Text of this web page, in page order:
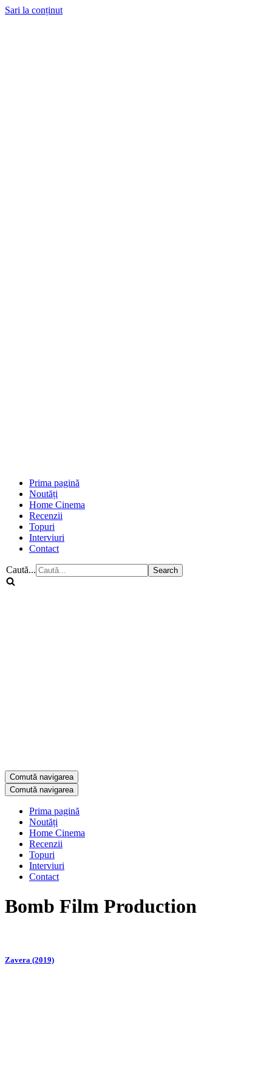
Sari la conținut
Prima pagină
Noutăți
Home Cinema
Recenzii
Topuri
Interviuri
Contact
Caută...
Comută navigarea
Comută navigarea
Prima pagină
Noutăți
Home Cinema
Recenzii
Topuri
Interviuri
Contact
Bomb Film Production
Zavera (2019)